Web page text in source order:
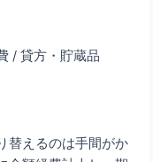
/ 貸方・貯蔵品
替えるのは手間がか